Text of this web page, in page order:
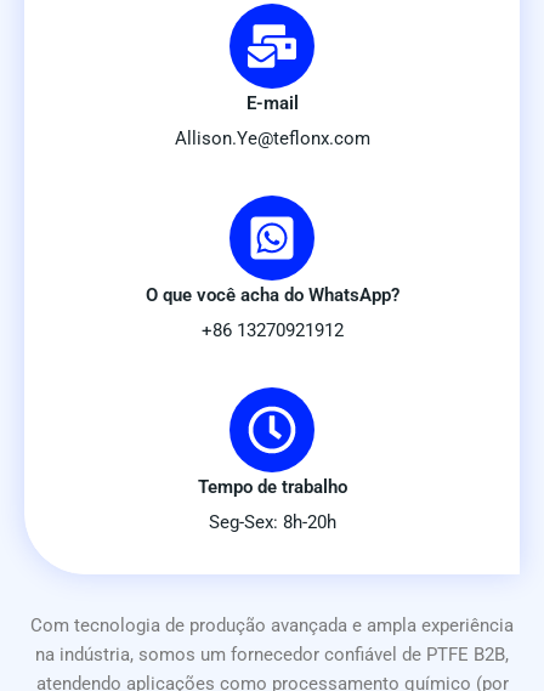
E-mail
Allison.Ye@teflonx.com
O que você acha do WhatsApp?
+86 13270921912
Tempo de trabalho
Seg-Sex: 8h-20h
Com tecnologia de produção avançada e ampla experiência
na indústria, somos um fornecedor confiável de PTFE B2B,
atendendo aplicações como processamento químico (por